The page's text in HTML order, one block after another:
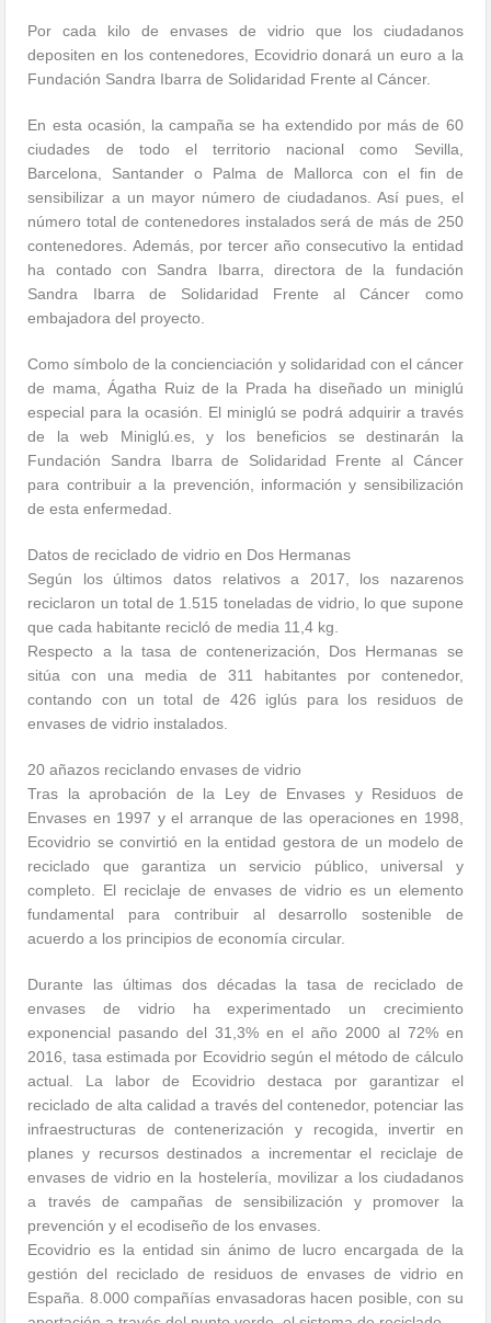
Por cada kilo de envases de vidrio que los ciudadanos
depositen en los contenedores, Ecovidrio donará un euro a la
Fundación Sandra Ibarra de Solidaridad Frente al Cáncer.
En esta ocasión, la campaña se ha extendido por más de 60
ciudades de todo el territorio nacional como Sevilla,
Barcelona, Santander o Palma de Mallorca con el fin de
sensibilizar a un mayor número de ciudadanos. Así pues, el
número total de contenedores instalados será de más de 250
contenedores. Además, por tercer año consecutivo la entidad
ha contado con Sandra Ibarra, directora de la fundación
Sandra Ibarra de Solidaridad Frente al Cáncer como
embajadora del proyecto.
Como símbolo de la concienciación y solidaridad con el cáncer
de mama, Ágatha Ruiz de la Prada ha diseñado un miniglú
especial para la ocasión. El miniglú se podrá adquirir a través
de la web Miniglú.es, y los beneficios se destinarán la
Fundación Sandra Ibarra de Solidaridad Frente al Cáncer
para contribuir a la prevención, información y sensibilización
de esta enfermedad.
Datos de reciclado de vidrio en Dos Hermanas
Según los últimos datos relativos a 2017, los nazarenos
reciclaron un total de 1.515 toneladas de vidrio, lo que supone
que cada habitante recicló de media 11,4 kg.
Respecto a la tasa de contenerización, Dos Hermanas se
sitúa con una media de 311 habitantes por contenedor,
contando con un total de 426 iglús para los residuos de
envases de vidrio instalados.
20 añazos reciclando envases de vidrio
Tras la aprobación de la Ley de Envases y Residuos de
Envases en 1997 y el arranque de las operaciones en 1998,
Ecovidrio se convirtió en la entidad gestora de un modelo de
reciclado que garantiza un servicio público, universal y
completo. El reciclaje de envases de vidrio es un elemento
fundamental para contribuir al desarrollo sostenible de
acuerdo a los principios de economía circular.
Durante las últimas dos décadas la tasa de reciclado de
envases de vidrio ha experimentado un crecimiento
exponencial pasando del 31,3% en el año 2000 al 72% en
2016, tasa estimada por Ecovidrio según el método de cálculo
actual. La labor de Ecovidrio destaca por garantizar el
reciclado de alta calidad a través del contenedor, potenciar las
infraestructuras de contenerización y recogida, invertir en
planes y recursos destinados a incrementar el reciclaje de
envases de vidrio en la hostelería, movilizar a los ciudadanos
a través de campañas de sensibilización y promover la
prevención y el ecodiseño de los envases.
Ecovidrio es la entidad sin ánimo de lucro encargada de la
gestión del reciclado de residuos de envases de vidrio en
España. 8.000 compañías envasadoras hacen posible, con su